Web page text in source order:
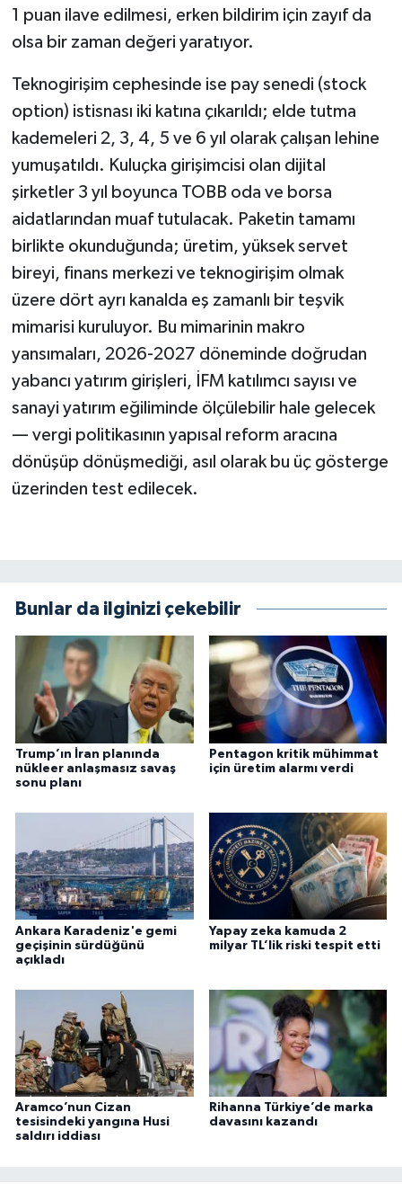
1 puan ilave edilmesi, erken bildirim için zayıf da
olsa bir zaman değeri yaratıyor.
Teknogirişim cephesinde ise pay senedi (stock
option) istisnası iki katına çıkarıldı; elde tutma
kademeleri 2, 3, 4, 5 ve 6 yıl olarak çalışan lehine
yumuşatıldı. Kuluçka girişimcisi olan dijital
şirketler 3 yıl boyunca TOBB oda ve borsa
aidatlarından muaf tutulacak. Paketin tamamı
birlikte okunduğunda; üretim, yüksek servet
bireyi, finans merkezi ve teknogirişim olmak
üzere dört ayrı kanalda eş zamanlı bir teşvik
mimarisi kuruluyor. Bu mimarinin makro
yansımaları, 2026-2027 döneminde doğrudan
yabancı yatırım girişleri, İFM katılımcı sayısı ve
sanayi yatırım eğiliminde ölçülebilir hale gelecek
— vergi politikasının yapısal reform aracına
dönüşüp dönüşmediği, asıl olarak bu üç gösterge
üzerinden test edilecek.
Bunlar da ilginizi çekebilir
Trump’ın İran planında
nükleer anlaşmasız savaş
sonu planı
Pentagon kritik mühimmat
için üretim alarmı verdi
Ankara Karadeniz'e gemi
geçişinin sürdüğünü
açıkladı
Yapay zeka kamuda 2
milyar TL’lik riski tespit etti
Aramco’nun Cizan
tesisindeki yangına Husi
saldırı iddiası
Rihanna Türkiye’de marka
davasını kazandı